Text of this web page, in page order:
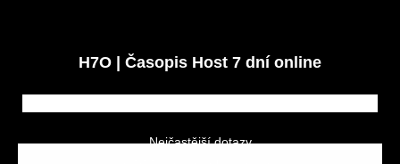
H7O | Časopis Host 7 dní online
Nejčastější dotazy